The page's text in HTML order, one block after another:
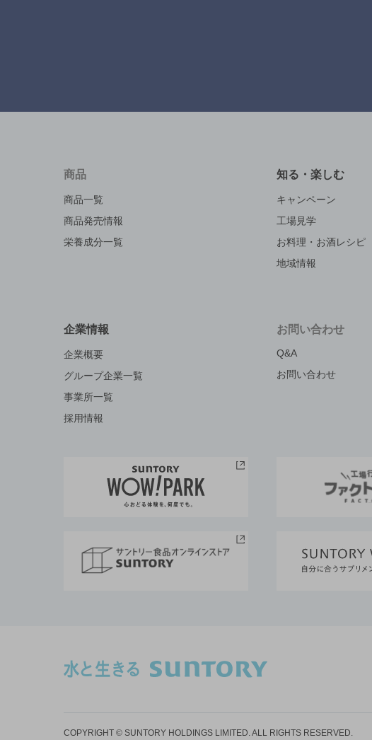
商品
商品一覧
商品発売情報
栄養成分一覧
知る・楽しむ
キャンペーン
工場見学
お料理・お酒レシピ
地域情報
企業情報
企業概要
グループ企業一覧
事業所一覧
採用情報
お問い合わせ
Q&A
お問い合わせ
COPYRIGHT © SUNTORY HOLDINGS LIMITED.ALL RIGHTS RESERVED.